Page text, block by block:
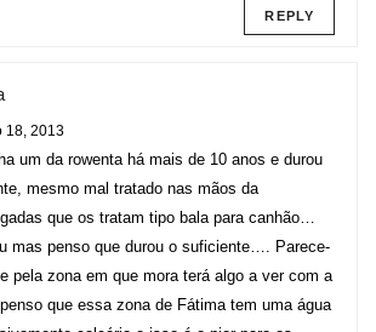
REPLY
18, 2013
um da rowenta há mais de 10 anos e durou
mesmo mal tratado nas mãos da
que os tratam tipo bala para canhão…
mas penso que durou o suficiente…. Parece-
pela zona em que mora terá algo a ver com a
que essa zona de Fátima tem uma água